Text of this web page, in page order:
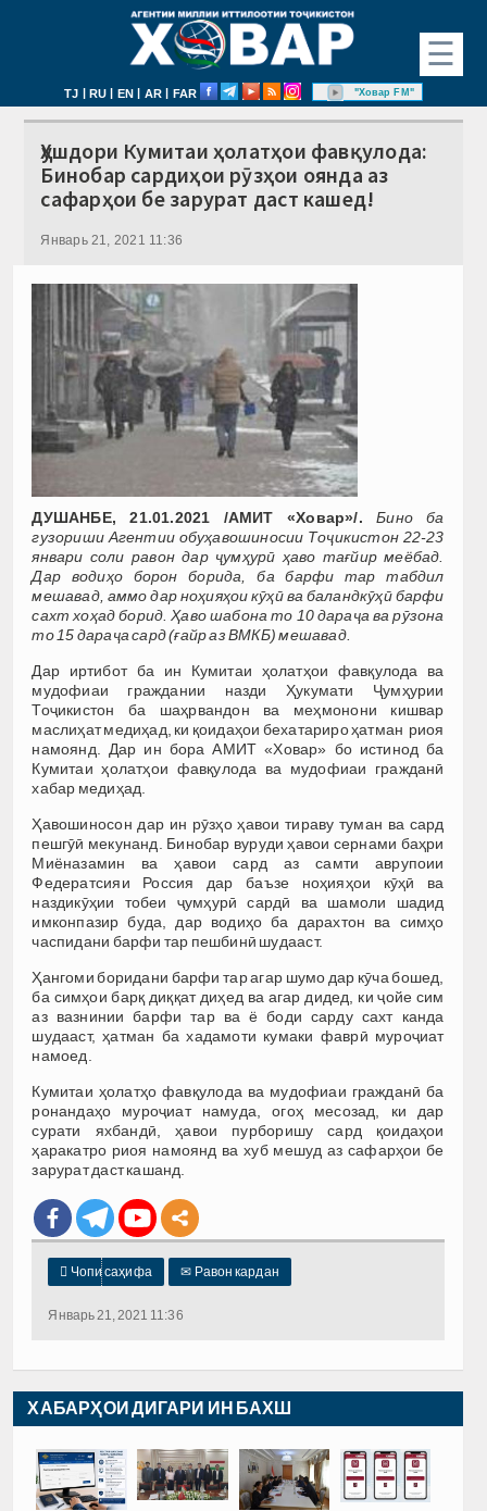
☰
TJ | RU | EN | AR | FAR "Ховар FM"
Ҳушдори Кумитаи ҳолатҳои фавқулода:
Бинобар сардиҳои рӯзҳои оянда аз
сафарҳои бе зарурат даст кашед!
Январь 21, 2021 11:36
ДУШАНБЕ, 21.01.2021 /АМИТ «Ховар»/.
Бино ба
гузориши Агентии обуҳавошиносии Тоҷикистон 22-23
январи соли равон дар ҷумҳурӣ ҳаво тағйир меёбад.
Дар водиҳо борон борида, ба барфи тар табдил
мешавад, аммо дар ноҳияҳои кӯҳӣ ва баландкӯҳӣ барфи
сахт хоҳад борид. Ҳаво шабона то 10 дараҷа ва рӯзона
то 15 дараҷа сард (ғайр аз ВМКБ) мешавад.
Дар иртибот ба ин Кумитаи ҳолатҳои фавқулода ва
мудофиаи граждании назди Ҳукумати Ҷумҳурии
Тоҷикистон ба шаҳрвандон ва меҳмонони кишвар
маслиҳат медиҳад, ки қоидаҳои бехатариро ҳатман риоя
намоянд. Дар ин бора АМИТ «Ховар» бо истинод ба
Кумитаи ҳолатҳои фавқулода ва мудофиаи гражданӣ
хабар медиҳад.
Ҳавошиносон дар ин рӯзҳо ҳавои тираву туман ва сард
пешгӯӣ мекунанд. Бинобар вуруди ҳавои сернами баҳри
Миёназамин ва ҳавои сард аз самти аврупоии
Федератсияи Россия дар баъзе ноҳияҳои кӯҳӣ ва
наздикӯҳии тобеи ҷумҳурӣ сардӣ ва шамоли шадид
имконпазир буда, дар водиҳо ба дарахтон ва симҳо
часпидани барфи тар пешбинӣ шудааст.
Ҳангоми боридани барфи тар агар шумо дар кӯча бошед,
ба симҳои барқ диққат диҳед ва агар дидед, ки ҷойе сим
аз вазнинии барфи тар ва ё боди сарду сахт канда
шудааст, ҳатман ба хадамоти кумаки фаврӣ муроҷиат
намоед.
Кумитаи ҳолатҳо фавқулода ва мудофиаи гражданӣ ба
ронандаҳо муроҷиат намуда, огоҳ месозад, ки дар
сурати яхбандӣ, ҳавои пурборишу сард қоидаҳои
ҳаракатро риоя намоянд ва хуб мешуд аз сафарҳои бе
зарурат даст кашанд.
 Чопи саҳифа ✉ Равон кардан
Январь 21, 2021 11:36
ХАБАРҲОИ ДИГАРИ ИН БАХШ